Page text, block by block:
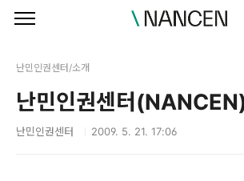
난민인권센터/소개
난민인권센터
난민인권센터 2009. 5. 21. 17:06